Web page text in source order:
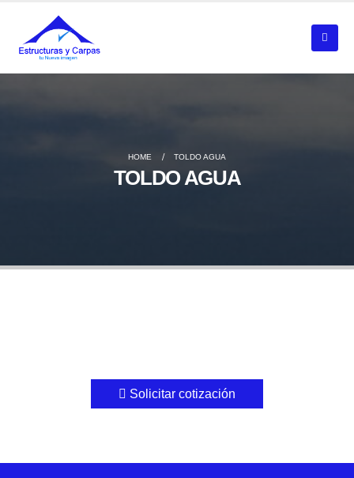
HOME TOLDO AGUA
TOLDO AGUA
Solicitar cotización